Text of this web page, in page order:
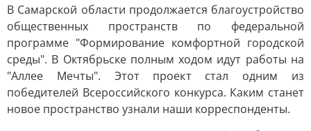
В Самарской области продолжается благоустройство
общественных пространств по федеральной
программе "Формирование комфортной городской
среды". В Октябрьске полным ходом идут работы на
"Аллее Мечты". Этот проект стал одним из
победителей Всероссийского конкурса. Каким станет
новое пространство узнали наши корреспонденты.